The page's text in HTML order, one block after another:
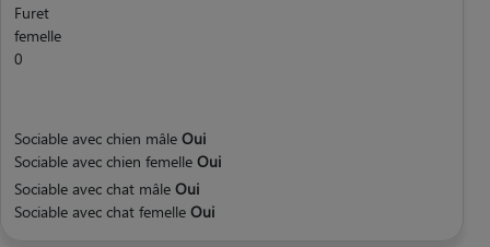
Furet
femelle
0
Sociable avec chien mâle Oui
Sociable avec chien femelle Oui
Sociable avec chat mâle Oui
Sociable avec chat femelle Oui